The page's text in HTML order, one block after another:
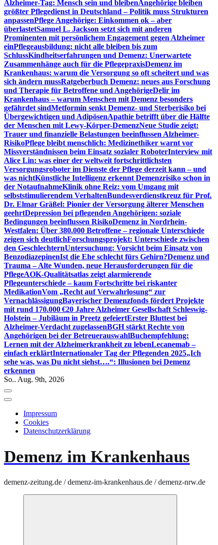
Alzheimer-Tag: Mensch sein und bleibenAngehörige bleiben
größter Pflegedienst in Deutschland – Politik muss Strukturen
anpassenPflege Angehörige: Einkommen ok – aber
überlastetSamuel L. Jackson setzt sich mit anderen
Prominenten mit persönlichem Engagement gegen Alzheimer
einPflegeausbildung: nicht alle bleiben bis zum
SchlussKindheitserfahrungen und Demenz: Unerwartete
Zusammenhänge auch für die PflegepraxisDemenz im
Krankenhaus: warum die Versorgung so oft scheitert und was
sich ändern mussRatgeberbuch Demenz: neues aus Forschung
und Therapie für Betroffene und AngehörigeDelir im
Krankenhaus – warum Menschen mit Demenz besonders
gefährdet sindMetformin senkt Demenz- und Sterberisiko bei
Übergewichtigen und AdipösenApathie betrifft über die Hälfte
der Menschen mit Lewy-Körper-DemenzNeue Studie zeigt:
Trauer und finanzielle Belastungen beeinflussen Alzheimer-
RisikoPflege bleibt menschlich: Medizinethiker warnt vor
Missverständnissen beim Einsatz sozialer RoboterInterview mit
Alice Lin: was einer der weltweit fortschrittlichsten
Versorgungsroboter im Dienste der Pflege derzeit kann – und
was nichtKünstliche Intelligenz erkennt Demenzrisiko schon in
der NotaufnahmeKlinik ohne Reiz: vom Umgang mit
selbststimulierendem VerhaltenBundesverdienstkreuz für Prof.
Dr. Elmar Gräßel: Pionier der Versorgung älterer Menschen
geehrtDepression bei pflegenden Angehörigen: soziale
Bedingungen beeinflussen RisikoDemenz in Nordrhein-
Westfalen: Über 380.000 Betroffene – regionale Unterschiede
zeigen sich deutlichForschungsprojekt: Unterschiede zwischen
den GeschlechternUntersuchung: Vorsicht beim Einsatz von
BenzodiazepinenIst die Ehe schlecht fürs Gehirn?Demenz und
Trauma – Alte Wunden, neue Herausforderungen für die
PflegeAOK-Qualitätsatlas zeigt alarmierende
Pflegeunterschiede – kaum Fortschritte bei riskanter
MedikationVom „Recht auf Verwahrlosung“ zur
VernachlässigungBayerischer Demenzfonds fördert Projekte
mit rund 170.000 €20 Jahre Alzheimer Gesellschaft Schleswig-
Holstein – Jubiläum in Preetz gefeiertErster Bluttest bei
Alzheimer-Verdacht zugelassenBGH stärkt Rechte von
Angehörigen bei der BetreuerauswahlBuchempfehlung:
Lernen mit der Alzheimerkrankheit zu lebenLecanemab –
einfach erklärtInternationaler Tag der Pflegenden 2025„Ich
sehe was, was Du nicht siehst….“: Illusionen bei Demenz
erkennen
So.. Aug. 9th, 2026
Impressum
Cookies
Datenschutzerklärung
Demenz im Krankenhaus
demenz-zeitung.de / demenz-im-krankenhaus.de / demenz-nrw.de